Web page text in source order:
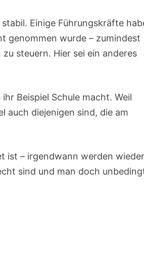
Einige Führungskräfte
genommen wurde – zumindest
steuern. Hier sei ein anderes
Beispiel Schule macht. Weil
auch diejenigen sind, die am
ist – irgendwann werden wieder
sind und man doch